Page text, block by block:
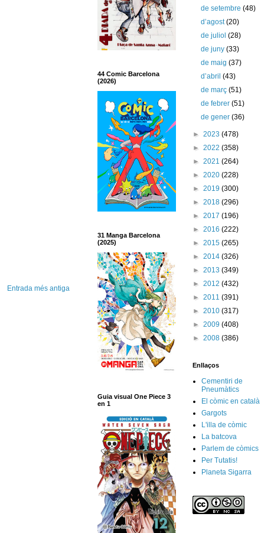
Entrada més antiga
44 Comic Barcelona
(2026)
31 Manga Barcelona
(2025)
Guia visual One Piece 3
en 1
de setembre(48)
d’agost(20)
de juliol(28)
de juny(33)
de maig(37)
d’abril(43)
de març(51)
de febrer(51)
de gener(36)
► 2023 (478)
► 2022 (358)
► 2021 (264)
► 2020 (228)
► 2019 (300)
► 2018 (296)
► 2017 (196)
► 2016 (222)
► 2015 (265)
► 2014 (326)
► 2013 (349)
► 2012 (432)
► 2011 (391)
► 2010 (317)
► 2009 (408)
► 2008 (386)
Enllaços
Cementiri de
Pneumàtics
El còmic en català
Gargots
L'illa de còmic
La batcova
Parlem de còmics
Per Tutatis!
Planeta Sigarra